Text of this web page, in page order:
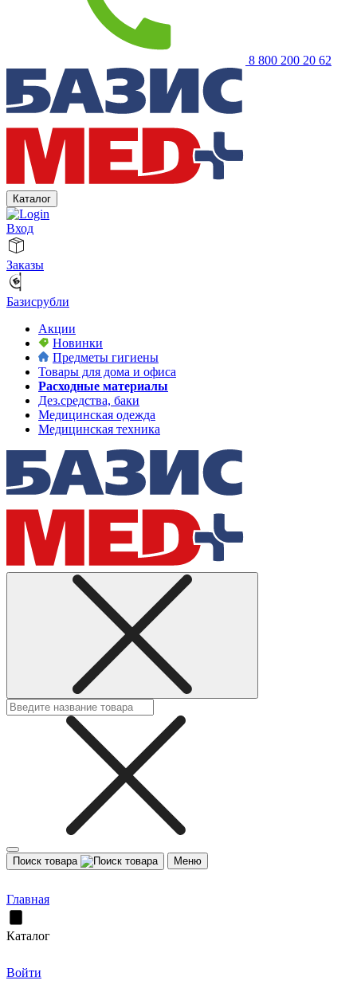
8 800 200 20 62
Каталог
Вход
Заказы
Базисрубли
Акции
Новинки
Предметы гигиены
Товары для дома и офиса
Расходные материалы
Дез.средства, баки
Медицинская одежда
Медицинская техника
Поиск товара Меню
Главная
Каталог
Войти